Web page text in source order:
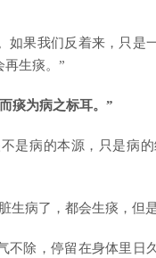
果我们反着来，只是
再生痰。”
痰为病之标耳。”
是病的本源，只是病
生病了，都会生痰，但
不除，停留在身体里日